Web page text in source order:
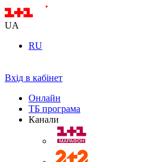
UA
RU
Вхід в кабінет
Онлайн
ТБ програма
Канали